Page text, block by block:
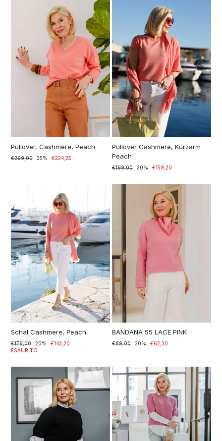
Pullover, Cashmere, Peach
Prezzo
€299,00
Prezzo
25% €224,25
Pullover Cashmere, Kurzarm
Peach
Prezzo
€199,00
Prezzo
20% €159,20
Schal Cashmere, Peach
Prezzo
di
€179,00
Prezzo
scontato
20%
€143,20
ESAURITO
BANDANA 55 LACE PINK
Prezzo
€89,00
Prezzo
30% €62,30